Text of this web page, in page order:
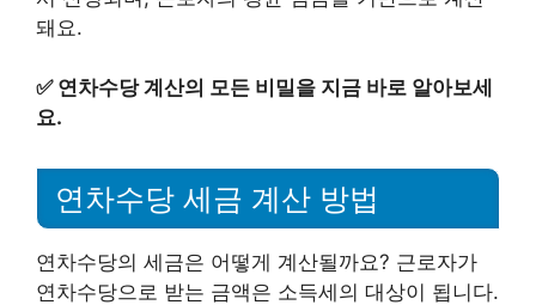
돼요.
✅ 연차수당 계산의 모든 비밀을 지금 바로 알아보세
요.
연차수당 세금 계산 방법
연차수당의 세금은 어떻게 계산될까요? 근로자가
연차수당으로 받는 금액은 소득세의 대상이 됩니다.